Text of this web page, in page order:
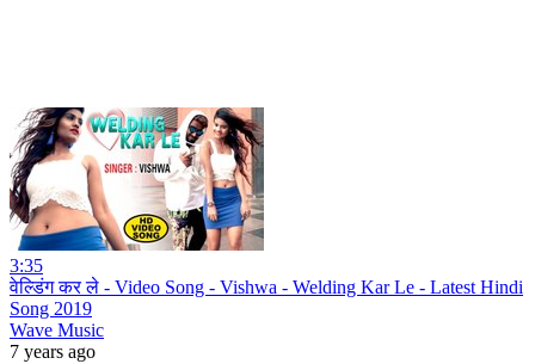
3:35
वेल्डिंग कर ले - Video Song - Vishwa - Welding Kar Le - Latest Hindi
Song 2019
Wave Music
7 years ago